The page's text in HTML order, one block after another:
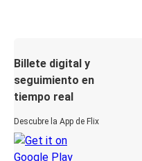
Billete digital y
seguimiento en
tiempo real
Descubre la App de Flix